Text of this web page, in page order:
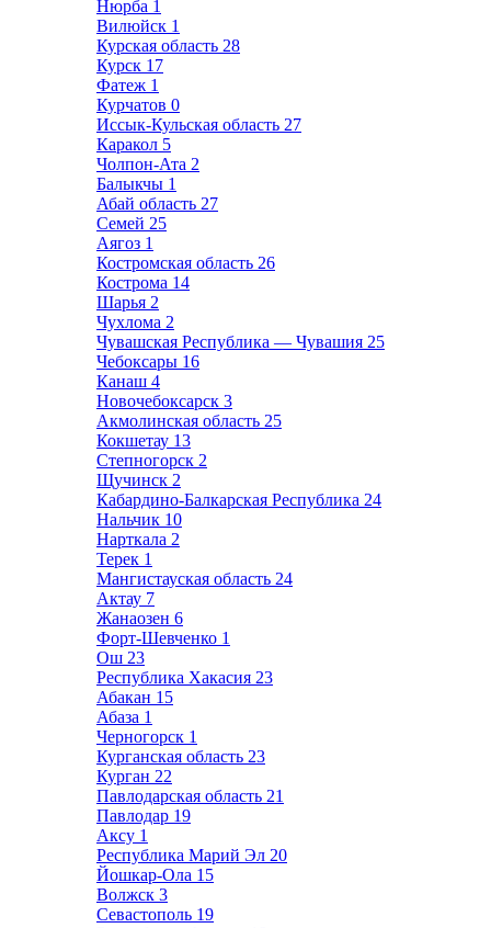
Нюрба 1
Вилюйск 1
Курская область 28
Курск 17
Фатеж 1
Курчатов 0
Иссык-Кульская область 27
Каракол 5
Чолпон-Ата 2
Балыкчы 1
Абай область 27
Семей 25
Аягоз 1
Костромская область 26
Кострома 14
Шарья 2
Чухлома 2
Чувашская Республика — Чувашия 25
Чебоксары 16
Канаш 4
Новочебоксарск 3
Акмолинская область 25
Кокшетау 13
Степногорск 2
Щучинск 2
Кабардино-Балкарская Республика 24
Нальчик 10
Нарткала 2
Терек 1
Мангистауская область 24
Актау 7
Жанаозен 6
Форт-Шевченко 1
Ош 23
Республика Хакасия 23
Абакан 15
Абаза 1
Черногорск 1
Курганская область 23
Курган 22
Павлодарская область 21
Павлодар 19
Аксу 1
Республика Марий Эл 20
Йошкар-Ола 15
Волжск 3
Севастополь 19